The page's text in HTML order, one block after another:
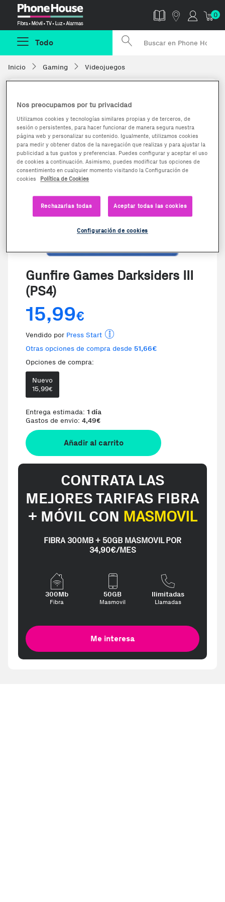
0
Todo
Inicio Gaming Videojuegos
Gunfire Games Darksiders III
(PS4)
15,99€
Vendido por Press Start
Otras opciones de compra desde 51,66€
Opciones de compra:
Nuevo
15,99€
Entrega estimada: 1 día
Gastos de envio: 4,49€
Añadir al carrito
CONTRATA LAS
MEJORES TARIFAS FIBRA
+ MÓVIL CON MASMOVIL
FIBRA 300MB + 50GB MASMOVIL POR
34,90€/MES
300Mb
Fibra
50GB
Masmovil
Ilimitadas
Llamadas
Me interesa
Nos preocupamos por tu privacidad
Utilizamos cookies y tecnologías similares propias y de terceros, de
sesión o persistentes, para hacer funcionar de manera segura nuestra
página web y personalizar su contenido. Igualmente, utilizamos cookies
para medir y obtener datos de la navegación que realizas y para ajustar la
publicidad a tus gustos y preferencias. Puedes configurar y aceptar el uso
de cookies a continuación. Asimismo, puedes modificar tus opciones de
consentimiento en cualquier momento visitando la Configuración de
cookies
Política de Cookies
Rechazarlas todas Aceptar todas las cookies
Configuración de cookies